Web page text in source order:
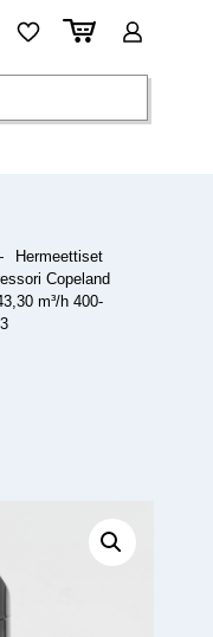
Hermeettiset
Copeland
m³/h 400-